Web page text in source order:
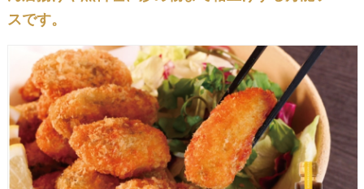
スです。